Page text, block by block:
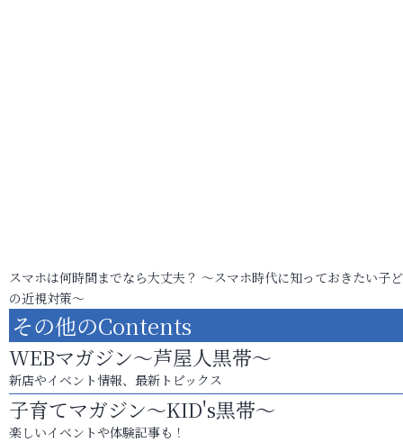
スマホは何時間までなら大丈夫？ ～スマホ時代に知っておきたい子
の近視対策～
その他のContents
WEBマガジン～芦屋人黒帯～
新店やイベント情報、最新トピックス
子育てマガジン～KID's黒帯～
楽しいイベントや体験記事も！